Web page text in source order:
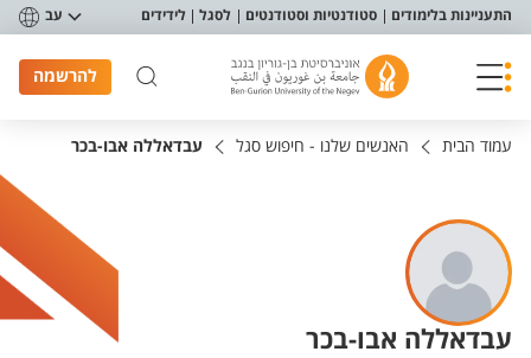
תפריט נגישות
התעניינות בלימודים סטודנטיות וסטודנטים לסגל לידידים עב
להרשמה
עמוד הבית האנשים שלנו - חיפוש סגל עבדאללה אבו-בכר
עבדאללה אבו-בכר